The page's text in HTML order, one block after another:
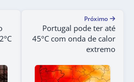
Próximo
Portugal pode ter até
45ºC com onda de calor
extremo